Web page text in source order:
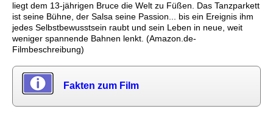
liegt dem 13-jährigen Bruce die Welt zu Füßen. Das Tanzparkett
ist seine Bühne, der Salsa seine Passion... bis ein Ereignis ihm
jedes Selbstbewusstsein raubt und sein Leben in neue, weit
weniger spannende Bahnen lenkt. (Amazon.de-
Filmbeschreibung)
Fakten zum Film